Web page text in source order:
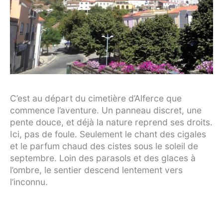
C’est au départ du cimetière d’Alferce que
commence l’aventure. Un panneau discret, une
pente douce, et déjà la nature reprend ses droits.
Ici, pas de foule. Seulement le chant des cigales
et le parfum chaud des cistes sous le soleil de
septembre. Loin des parasols et des glaces à
l’ombre, le sentier descend lentement vers
l’inconnu.